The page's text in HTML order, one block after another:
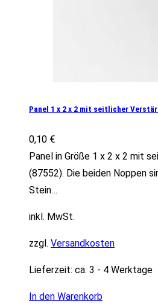
Panel 1 x 2 x 2 mit seitlicher
0,10 €
Panel in Größe 1 x 2 x 2 mit
(87552). Die beiden Noppen
Stein…
inkl. MwSt.
zzgl. Versandkosten
Lieferzeit: ca. 3 - 4 Werktage
In den Warenkorb